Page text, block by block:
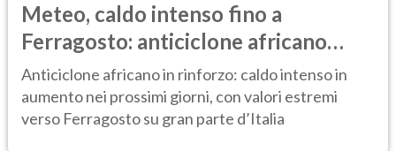
Meteo, caldo intenso fino a
Ferragosto: anticiclone africano
ancora protagonista
Anticiclone africano in rinforzo: caldo intenso in
aumento nei prossimi giorni, con valori estremi
verso Ferragosto su gran parte d’Italia